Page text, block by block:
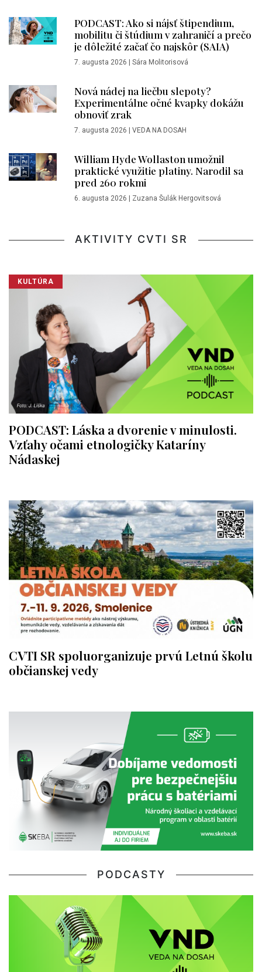
PODCAST: Ako si nájsť štipendium,
mobilitu či štúdium v zahraničí a prečo
je dôležité začať čo najskôr (SAIA)
7. augusta 2026 Sára Molitorisová
Nová nádej na liečbu slepoty?
Experimentálne očné kvapky dokážu
obnoviť zrak
7. augusta 2026 VEDA NA DOSAH
William Hyde Wollaston umožnil
praktické využitie platiny. Narodil sa
pred 260 rokmi
6. augusta 2026 Zuzana Šulák Hergovitsová
AKTIVITY CVTI SR
KULTÚRA
PODCAST: Láska a dvorenie v minulosti.
Vzťahy očami etnologičky Kataríny
Nádaskej
CVTI SR spoluorganizuje prvú Letnú školu
občianskej vedy
PODCASTY